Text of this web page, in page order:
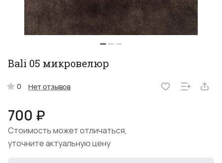
Bali 05 микровелюр
0 Нет отзывов
700 ₽
Стоимость может отличаться,
уточните актуальную цену